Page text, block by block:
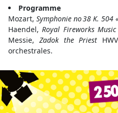
Programme
Mozart, Symphonie no 38 K. 504
Haendel,Royal Fireworks Music
Messie, Zadok the Priest
orchestrales.